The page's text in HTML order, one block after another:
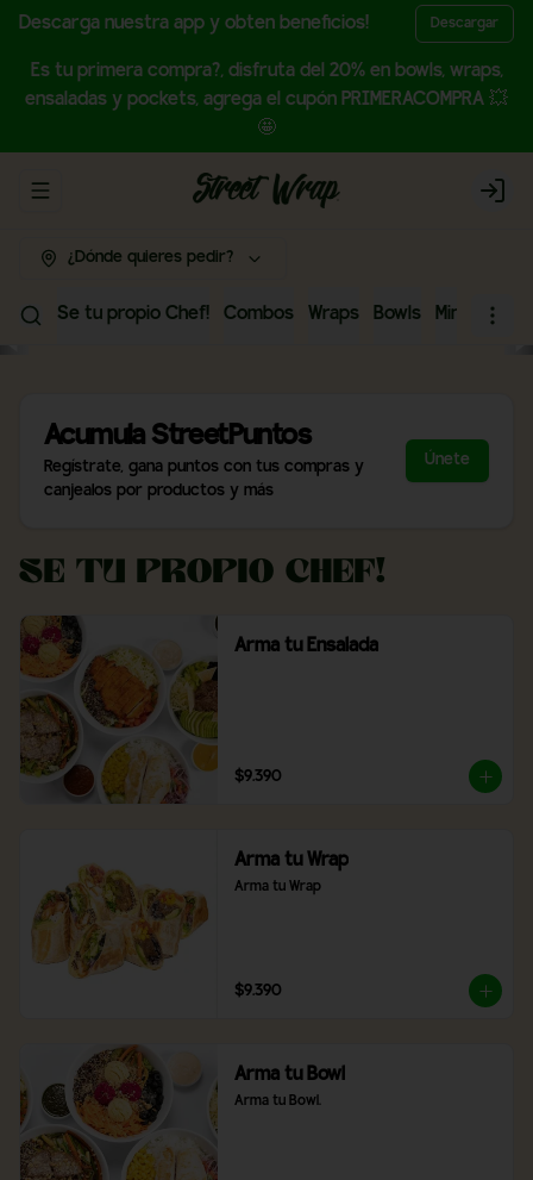
Descarga nuestra app y obten beneficios! Descargar
Es tu primera compra?, disfruta del 20% en bowls, wraps,
ensaladas y pockets, agrega el cupón PRIMERACOMPRA 💥
🤩
Abrir menu de navegación Login
¿Dónde quieres pedir?
Se tu propio Chef! Combos Wraps Bowls Mini Wraps
Acumula StreetPuntos
Regístrate, gana puntos con tus compras y
canjealos por productos y más
Únete
Se tu propio Chef!
Arma tu Ensalada
$9.390
Arma tu Wrap
Arma tu Wrap
$9.390
Arma tu Bowl
Arma tu Bowl.